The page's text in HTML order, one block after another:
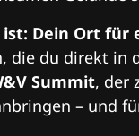
ist: Dein Ort
die du direkt in
Summit, der
– und